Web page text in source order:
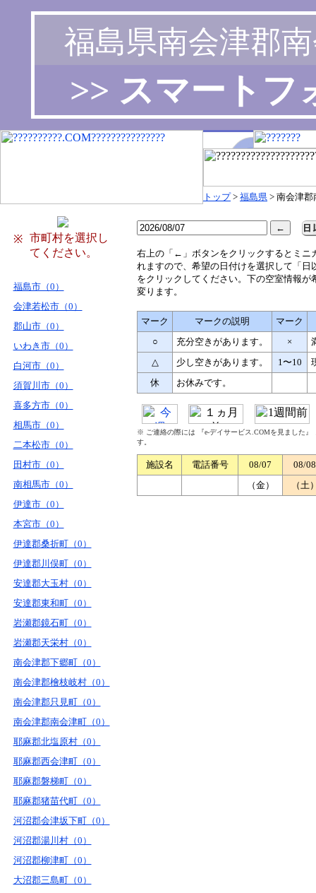
福島県南会津郡
>> スマートフ
トップ> 福島県 > 南会津郡
※
市町村を選択し
てください。
福島市（0）
会津若松市（0）
郡山市（0）
いわき市（0）
白河市（0）
須賀川市（0）
喜多方市（0）
相馬市（0）
二本松市（0）
田村市（0）
南相馬市（0）
伊達市（0）
本宮市（0）
伊達郡桑折町（0）
伊達郡川俣町（0）
安達郡大玉村（0）
安達郡東和町（0）
岩瀬郡鏡石町（0）
岩瀬郡天栄村（0）
南会津郡下郷町（0）
南会津郡檜枝岐村（0）
南会津郡只見町（0）
南会津郡南会津町（0）
耶麻郡北塩原村（0）
耶麻郡西会津町（0）
耶麻郡磐梯町（0）
耶麻郡猪苗代町（0）
河沼郡会津坂下町（0）
河沼郡湯川村（0）
河沼郡柳津町（0）
大沼郡三島町（0）
右 上の「←」ボタンをクリックするとミニ
れますので、希望の日付けを選択して「日
をクリックしてください。下の空室情報が
変ります。
マーク マークの説明
マーク
○
充分空きがあります。 ×
△
少し空きがあります。 1〜10
休
お休みです。
※ ご連絡の際には 『e-デイサービス.COMを見ました
す。
施設名 電話番号 08/07
08/08
（金）
（土